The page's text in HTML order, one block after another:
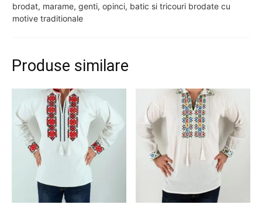
brodat, marame, genti, opinci, batic si tricouri brodate cu
motive traditionale
Produse similare